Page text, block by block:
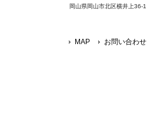
岡山県岡山市北区横井上36-1
MAP お問い合わせ